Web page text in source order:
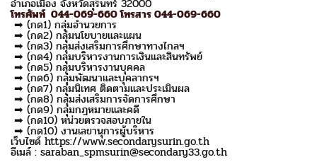
อำเภอเมือง จังหวัดสุรินทร์ 32000
โทรศัพท์ 044-069-660 โทรสาร 044-069-660
➡ (กด1) กลุ่มอำนวยการ
➡ (กด2) กลุ่มนโยบายและแผน
➡ (กด3) กลุ่มส่งเสริมการศึกษาทางไกลฯ
➡ (กด4) กลุ่มบริหารงานการเงินและสินทรัพย์
➡ (กด5) กลุ่มบริหารงานบุคคล
➡ (กด6) กลุ่มพัฒนาและบุคลากรฯ
➡ (กด7) กลุ่มนิเทศ ติดตามและประเมินผล
➡ (กด8) กลุ่มส่งเสริมการจัดการศึกษา
➡ (กด9) กลุ่มกฎหมายและคดี
➡ (กด10) หน่วยตรวจสอบภายใน
➡ (กด10) งานเลขานุการผู้บริหาร
เว็บไซด์ https://www.secondarysurin.go.th
อีเมล์ : saraban_spmsurin@secondary33.go.th